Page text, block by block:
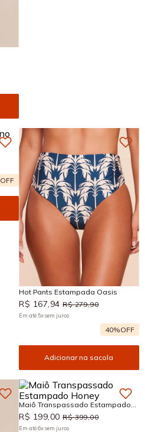
OFF
Hot Pants Estampada Oasis
R$ 167,94 R$ 279,90
Em até 5xsem juros
40%OFF
Adicionar na sacola
Maiô Transpassado Estampado
Honey
R$ 199,00 R$ 399,00
Em até6xsem juros